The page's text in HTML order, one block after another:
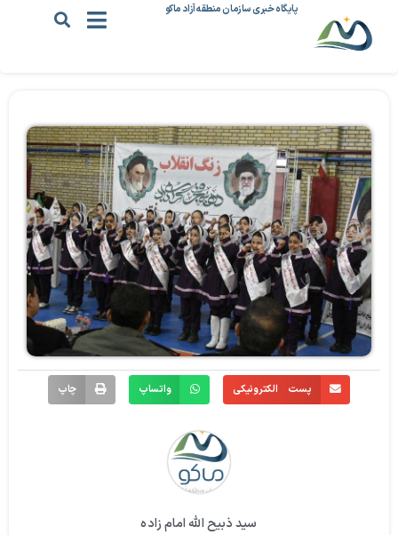
پایگاه خبری سازمان منطقه آزاد ماکو
پست الکترونیکی واتساپ چاپ
سید ذبیح الله امام زاده